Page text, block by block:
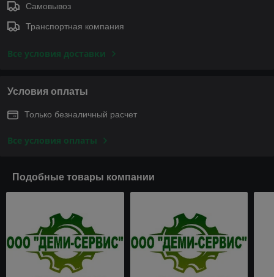
Самовывоз
Транспортная компания
Все условия доставки
Условия оплаты
Только безналичный расчет
Все условия оплаты
Подобные товары компании